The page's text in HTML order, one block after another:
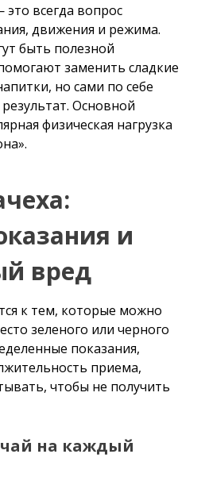
всегда вопрос
движения и режима.
быть полезной
заменить сладкие
но сами по себе
Основной
физическая нагрузка
и
вред
к тем, которые можно
зеленого или черного
показания,
приема,
чтобы не получить
чай на каждый